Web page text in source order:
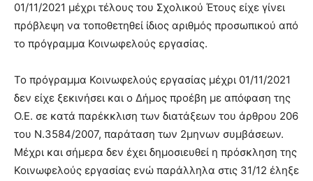
01/11/2021 μέχρι τέλους του Σχολικού Έτους είχε γίνει
πρόβλεψη να τοποθετηθεί ίδιος αριθμός προσωπικού από
το πρόγραμμα Κοινωφελούς εργασίας.
Το πρόγραμμα Κοινωφελούς εργασίας μέχρι 01/11/2021
δεν είχε ξεκινήσει και ο Δήμος προέβη με απόφαση της
Ο.Ε. σε κατά παρέκκλιση των διατάξεων του άρθρου 206
του Ν.3584/2007, παράταση των 2μηνων συμβάσεων.
Μέχρι και σήμερα δεν έχει δημοσιευθεί η πρόσκληση της
Κοινωφελούς εργασίας ενώ παράλληλα στις 31/12 έληξε